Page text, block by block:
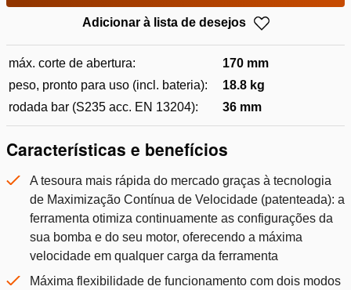
Adicionar à lista de desejos
máx. corte de abertura:
170 mm
peso, pronto para uso (incl. bateria):
18.8 kg
rodada bar (S235 acc. EN 13204):
36 mm
Características e benefícios
A tesoura mais rápida do mercado graças à tecnologia
de Maximização Contínua de Velocidade (patenteada): a
ferramenta otimiza continuamente as configurações da
sua bomba e do seu motor, oferecendo a máxima
velocidade em qualquer carga da ferramenta
Máxima flexibilidade de funcionamento com dois modos